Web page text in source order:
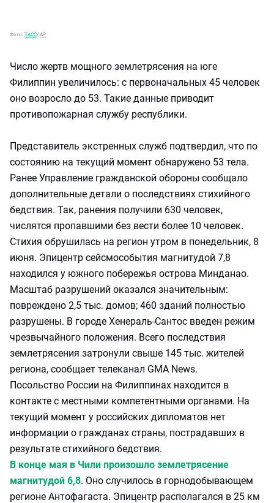
Фото: ТАСС/ AP
Число жертв мощного землетрясения на юге
Филиппин увеличилось: с первоначальных 45 человек
оно возросло до 53. Такие данные приводит
противопожарная службу республики.
Представитель экстренных служб подтвердил, что по
состоянию на текущий момент обнаружено 53 тела.
Ранее Управление гражданской обороны сообщало
дополнительные детали о последствиях стихийного
бедствия. Так, ранения получили 630 человек,
числятся пропавшими без вести более 10 человек.
Стихия обрушилась на регион утром в понедельник, 8
июня. Эпицентр сейсмособытия магнитудой 7,8
находился у южного побережья острова Минданао.
Масштаб разрушений оказался значительным:
повреждено 2,5 тыс. домов; 460 зданий полностью
разрушены. В городе Хенераль‑Сантос введен режим
чрезвычайного положения. Всего последствия
землетрясения затронули свыше 145 тыс. жителей
региона, сообщает телеканал GMA News.
Посольство России на Филиппинах находится в
контакте с местными компетентными органами. На
текущий момент у российских дипломатов нет
информации о гражданах страны, пострадавших в
результате стихийного бедствия.
В конце мая в Чили произошло землетрясение
магнитудой 6,8. Оно случилось в горнодобывающем
регионе Антофагаста. Эпицентр располагался в 25 км